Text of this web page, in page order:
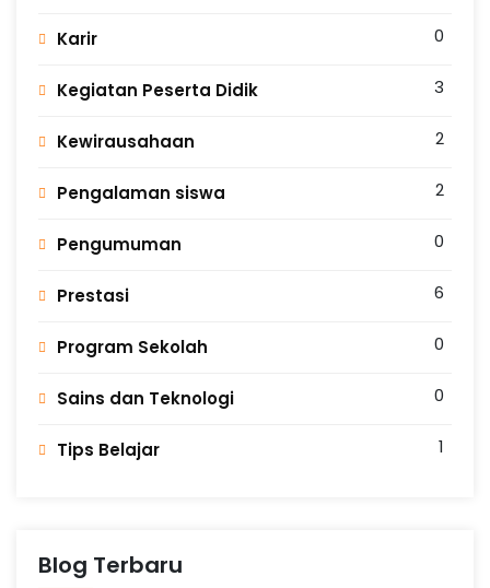
Karir 0
Kegiatan Peserta Didik 3
Kewirausahaan 2
Pengalaman siswa 2
Pengumuman 0
Prestasi 6
Program Sekolah 0
Sains dan Teknologi 0
Tips Belajar 1
Blog Terbaru